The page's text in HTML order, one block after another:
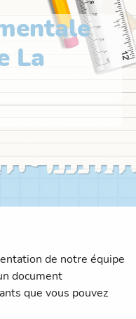
La
de notre équipe
document
que vous pouvez